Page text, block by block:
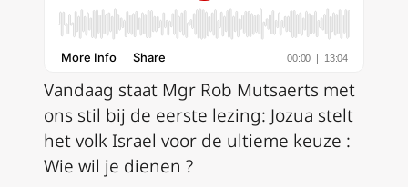
Vandaag staat Mgr Rob Mutsaerts met
ons stil bij de eerste lezing: Jozua stelt
het volk Israel voor de ultieme keuze :
Wie wil je dienen ?